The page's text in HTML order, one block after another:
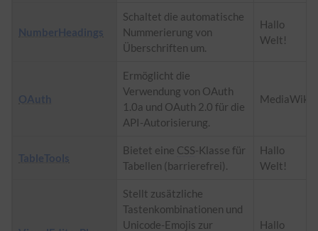
NumberHeadings
Schaltet die automatische
Nummerierung von
Überschriften um.
Hallo
Welt!
OAuth
Ermöglicht die
Verwendung von OAuth
1.0a und OAuth 2.0 für die
API-Autorisierung.
MediaWiki
TableTools
Bietet eine CSS-Klasse für
Tabellen (barrierefrei).
Hallo
Welt!
Stellt zusätzliche
Tastenkombinationen und
Unicode-Emojis zur
Hallo